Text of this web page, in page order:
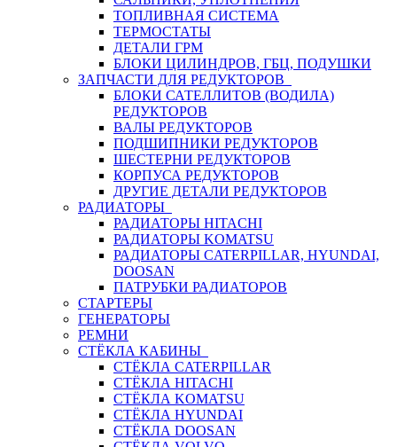
ТОПЛИВНАЯ СИСТЕМА
ТЕРМОСТАТЫ
ДЕТАЛИ ГРМ
БЛОКИ ЦИЛИНДРОВ, ГБЦ, ПОДУШКИ
ЗАПЧАСТИ ДЛЯ РЕДУКТОРОВ
БЛОКИ САТЕЛЛИТОВ (ВОДИЛА)
РЕДУКТОРОВ
ВАЛЫ РЕДУКТОРОВ
ПОДШИПНИКИ РЕДУКТОРОВ
ШЕСТЕРНИ РЕДУКТОРОВ
КОРПУСА РЕДУКТОРОВ
ДРУГИЕ ДЕТАЛИ РЕДУКТОРОВ
РАДИАТОРЫ
РАДИАТОРЫ HITACHI
РАДИАТОРЫ KOMATSU
РАДИАТОРЫ CATERPILLAR, HYUNDAI,
DOOSAN
ПАТРУБКИ РАДИАТОРОВ
СТАРТЕРЫ
ГЕНЕРАТОРЫ
РЕМНИ
СТЁКЛА КАБИНЫ
СТЁКЛА CATERPILLAR
СТЁКЛА HITACHI
СТЁКЛА KOMATSU
СТЁКЛА HYUNDAI
СТЁКЛА DOOSAN